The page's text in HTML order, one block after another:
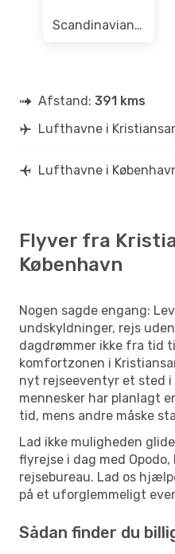
Scandinavian Airlines
Afstand: 391 kms
Lufthavne i
Lufthavne i
Flyver fra
København
Nogen sagde engang:
undskyldninger, rejs
dagdrømmer ikke fra tid
komfortzonen i
nyt rejseeventyr et sted i
mennesker har planlagt
tid, mens andre måske
Lad ikke muligheden
flyrejse i dag med
rejsebureau. Lad os
på et uforglemmeligt
Sådan finder du